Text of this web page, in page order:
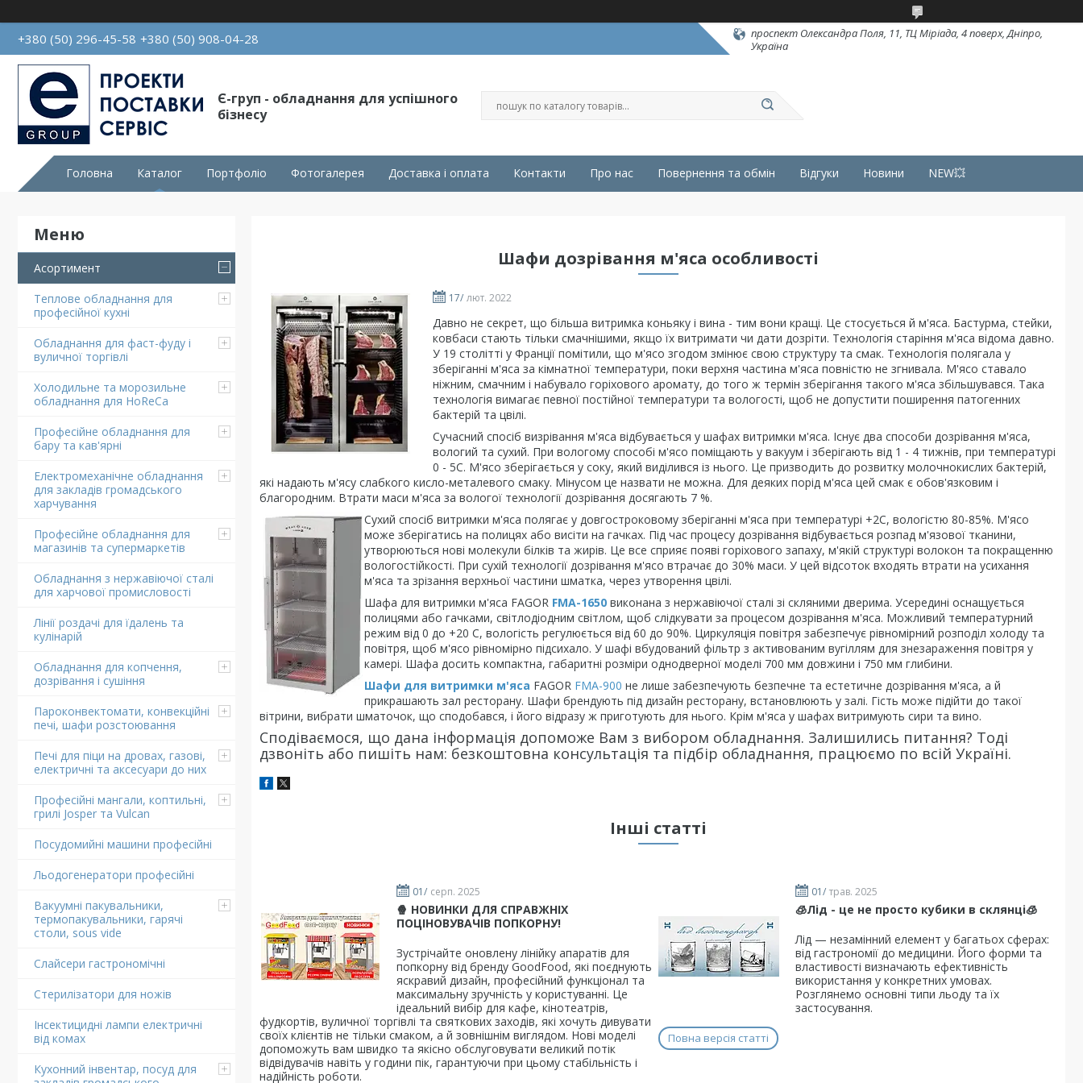
+380 (50) 296-45-58 +380 (50) 908-04-28
проспект Олександра Поля, 11, ТЦ Міріада, 4 поверх, Дніпро,
Україна
Є-груп - обладнання для успішного
бізнесу
Головна Каталог Портфоліо Фотогалерея Доставка і оплата Контакти Про нас Повернення та обмін Відгуки Новини NEW💥
Асортимент
Теплове обладнання для
професійної кухні
Обладнання для фаст-фуду і
вуличної торгівлі
Холодильне та морозильне
обладнання для HoReCa
Професійне обладнання для
бару та кав'ярні
Електромеханічне обладнання
для закладів громадського
харчування
Професійне обладнання для
магазинів та супермаркетів
Обладнання з нержавіючої сталі
для харчової промисловості
Лінії роздачі для їдалень та
кулінарій
Обладнання для копчення,
дозрівання і сушіння
Пароконвектомати, конвекційні
печі, шафи розстоювання
Печі для піци на дровах, газові,
електричні та аксесуари до них
Професійні мангали, коптильні,
грилі Josper та Vulcan
Посудомийні машини професійні
Льодогенератори професійні
Вакуумні пакувальники,
термопакувальники, гарячі
столи, sous vide
Слайсери гастрономічні
Стерилізатори для ножів
Інсектицидні лампи електричні
від комах
Кухонний інвентар, посуд для
Шафи дозрівання м'яса особливості
17/ лют. 2022
Давно не секрет, що більша витримка коньяку і вина - тим вони кращі. Це стосується й м'яса. Бастурма, стейки,
ковбаси стають тільки смачнішими, якщо їх витримати чи дати дозріти. Технологія старіння м'яса відома давно.
У 19 столітті у Франції помітили, що м'ясо згодом змінює свою структуру та смак. Технологія полягала у
зберіганні м'яса за кімнатної температури, поки верхня частина м'яса повністю не згнивала. М'ясо ставало
ніжним, смачним і набувало горіхового аромату, до того ж термін зберігання такого м'яса збільшувався. Така
технологія вимагає певної постійної температури та вологості, щоб не допустити поширення патогенних
бактерій та цвілі.
Сучасний спосіб визрівання м'яса відбувається у шафах витримки м'яса. Існує два способи дозрівання м'яса,
вологий та сухий. При вологому способі м'ясо поміщають у вакуум і зберігають від 1 - 4 тижнів, при температурі
0 - 5С. М'ясо зберігається у соку, який виділився із нього. Це призводить до розвитку молочнокислих бактерій,
які надають м'ясу слабкого кисло-металевого смаку. Мінусом це назвати не можна. Для деяких порід м'яса цей смак є обов'язковим і
благородним. Втрати маси м'яса за вологої технології дозрівання досягають 7 %.
Сухий спосіб витримки м'яса полягає у довгостроковому зберіганні м'яса при температурі +2С, вологістю 80-85%. М'ясо
може зберігатись на полицях або висіти на гачках. Під час процесу дозрівання відбувається розпад м'язової тканини,
утворюються нові молекули білків та жирів. Це все сприяє появі горіхового запаху, м'якій структурі волокон та покращенню
вологостійкості. При сухій технології дозрівання м'ясо втрачає до 30% маси. У цей відсоток входять втрати на усихання
м'яса та зрізання верхньої частини шматка, через утворення цвілі.
Шафа для витримки м'яса FAGOR FMA-1650 виконана з нержавіючої сталі зі скляними дверима. Усередині оснащується
полицями або гачками, світлодіодним світлом, щоб слідкувати за процесом дозрівання м'яса. Можливий температурний
режим від 0 до +20 С, вологість регулюється від 60 до 90%. Циркуляція повітря забезпечує рівномірний розподіл холоду та
повітря, щоб м'ясо рівномірно підсихало. У шафі вбудований фільтр з активованим вугіллям для знезараження повітря у
камері. Шафа досить компактна, габаритні розміри однодверної моделі 700 мм довжини і 750 мм глибини.
Шафи для витримки м'яса FAGOR FMA-900 не лише забезпечують безпечне та естетичне дозрівання м'яса, а й
прикрашають зал ресторану. Шафи брендують під дизайн ресторану, встановлюють у залі. Гість може підійти до такої
вітрини, вибрати шматочок, що сподобався, і його відразу ж приготують для нього. Крім м'яса у шафах витримують сири та вино.
Сподіваємося, що дана інформація допоможе Вам з вибором обладнання. Залишились питання? Тоді
дзвоніть або пишіть нам: безкоштовна консультація та підбір обладнання, працюємо по всій Україні.
Інші статті
01/ серп. 2025
🍿 НОВИНКИ ДЛЯ СПРАВЖНІХ
ПОЦІНОВУВАЧІВ ПОПКОРНУ!
Зустрічайте оновлену лінійку апаратів для
попкорну від бренду GoodFood, які поєднують
яскравий дизайн, професійний функціонал та
максимальну зручність у користуванні. Це
ідеальний вибір для кафе, кінотеатрів,
фудкортів, вуличної торгівлі та святкових заходів, які хочуть дивувати
своїх клієнтів не тільки смаком, а й зовнішнім виглядом. Нові моделі
допоможуть вам швидко та якісно обслуговувати великий потік
відвідувачів навіть у години пік, гарантуючи при цьому стабільність і
надійність роботи.
01/ трав. 2025
🧊Лід - це не просто кубики в склянці🧊
​Лід — незамінний елемент у багатьох сферах:
від гастрономії до медицини. Його форми та
властивості визначають ефективність
використання у конкретних умовах.
Розглянемо основні типи льоду та їх
застосування.
Повна версія статті